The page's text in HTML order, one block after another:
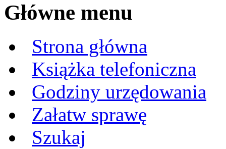
Główne menu
Strona główna
Książka telefoniczna
Godziny urzędowania
Załatw sprawę
Szukaj